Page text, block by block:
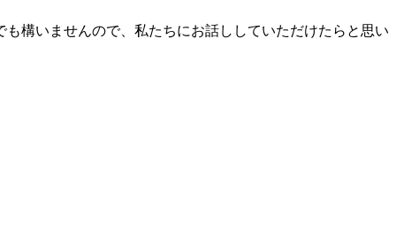
構いませんので、私たちにお話ししていただけたらと思い